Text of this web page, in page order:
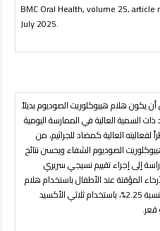
BMC Oral Health, volume 25,
July 2025.
يكون هلام هيبوكلوريت الصوديوم بديلاً
السمية العالية في الممارسة اليومية
العالية كمضاد للجراثيم، من
الصوديوم الشفاء ويحسن نتائج
إلى إجراء تقييم نسيجي سريري
المؤقتة عند الأطفال باستخدام هلام
هيبوكلوريت الصوديوم بنسبة 2.25%، باستخدام ثلاثي الأكسيد
قعر.